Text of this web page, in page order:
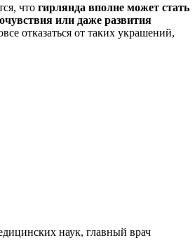
что гирлянда вполне может стать
или даже развития
отказаться от таких украшений,
наук, главный врач